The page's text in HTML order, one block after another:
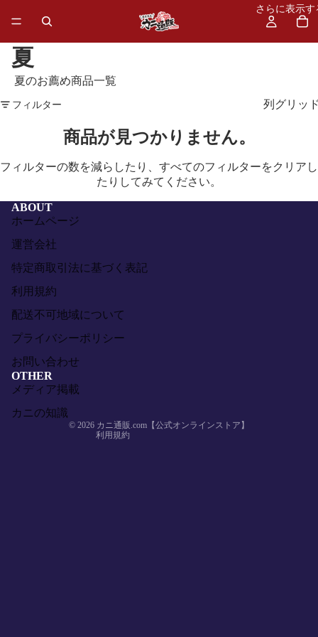
さらに表示す
夏
夏のお薦め商品一覧
フィルター
列グリッ
商品が見つかりません。
フィルターの数を減らしたり、 すべてのフィルターをクリア し
たりしてみてください。
ABOUT
ホームページ
運営会社
特定商取引法に基づく表記
利用規約
配送不可地域について
プライバシーポリシー
お問い合わせ
OTHER
メディア掲載
カニの知識
© 2026 カニ通販.com【公式オンラインストア】
利用規約
返金ポリシー
利用規約
配送ポリシー
特定商取引法に基づく表記